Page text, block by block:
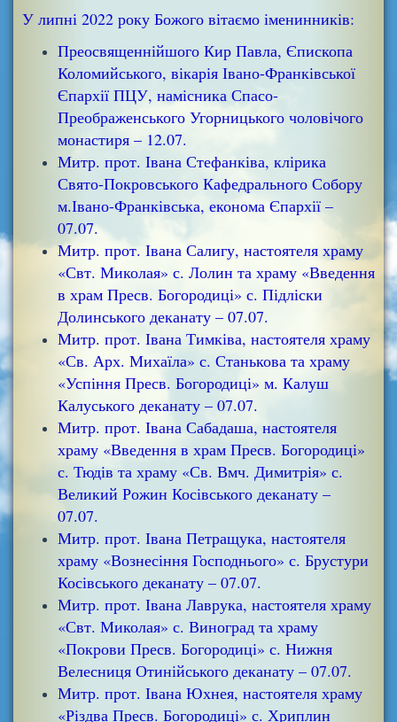
У липні 2022 року Божого вітаємо іменинників:
Преосвященнійшого Кир Павла, Єпископа
Коломийського, вікарія Івано-Франківської
Єпархії ПЦУ, намісника Спасо-
Преображенського Угорницького чоловічого
монастиря – 12.07.
Митр. прот. Івана Стефанківа, клірика
Свято-Покровського Кафедрального Собору
м.Івано-Франківська, економа Єпархії –
07.07.
Митр. прот. Івана Салигу, настоятеля храму
«Свт. Миколая» с. Лолин та храму «Введення
в храм Пресв. Богородиці» с. Підліски
Долинського деканату – 07.07.
Митр. прот. Івана Тимківа, настоятеля храму
«Св. Арх. Михаїла» с. Станькова та храму
«Успіння Пресв. Богородиці» м. Калуш
Калуського деканату – 07.07.
Митр. прот. Івана Сабадаша, настоятеля
храму «Введення в храм Пресв. Богородиці»
с. Тюдів та храму «Св. Вмч. Димитрія» с.
Великий Рожин Косівського деканату –
07.07.
Митр. прот. Івана Петращука, настоятеля
храму «Вознесіння Господнього» с. Брустури
Косівського деканату – 07.07.
Митр. прот. Івана Лаврука, настоятеля храму
«Свт. Миколая» с. Виноград та храму
«Покрови Пресв. Богородиці» с. Нижня
Велесниця Отинійського деканату – 07.07.
Митр. прот. Івана Юхнея, настоятеля храму
«Різдва Пресв. Богородиці» с. Хриплин